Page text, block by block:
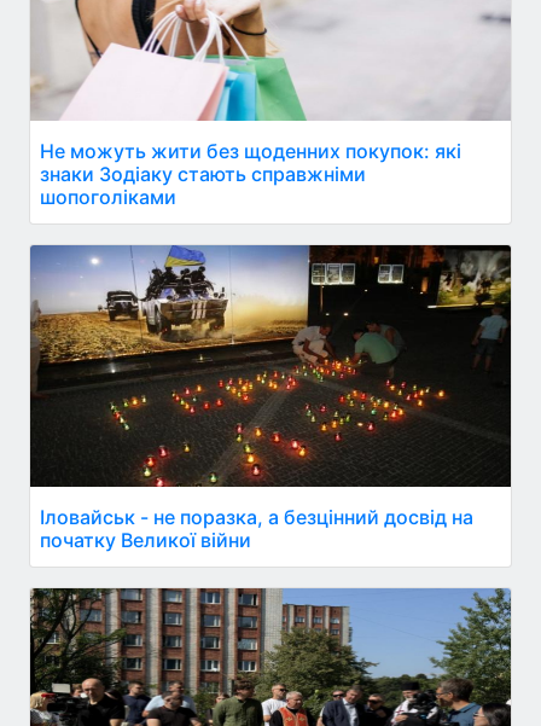
Не можуть жити без щоденних покупок: які
знаки Зодіаку стають справжніми
шопоголіками
Іловайськ - не поразка, а безцінний досвід на
початку Великої війни